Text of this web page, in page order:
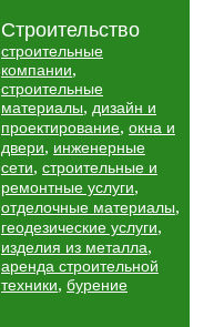
Строительство
строительные
компании,
строительные
материалы, дизайн и
проектирование, окна и
двери, инженерные
сети, строительные и
ремонтные услуги,
отделочные материалы,
геодезические услуги,
изделия из металла,
аренда строительной
техники, бурение